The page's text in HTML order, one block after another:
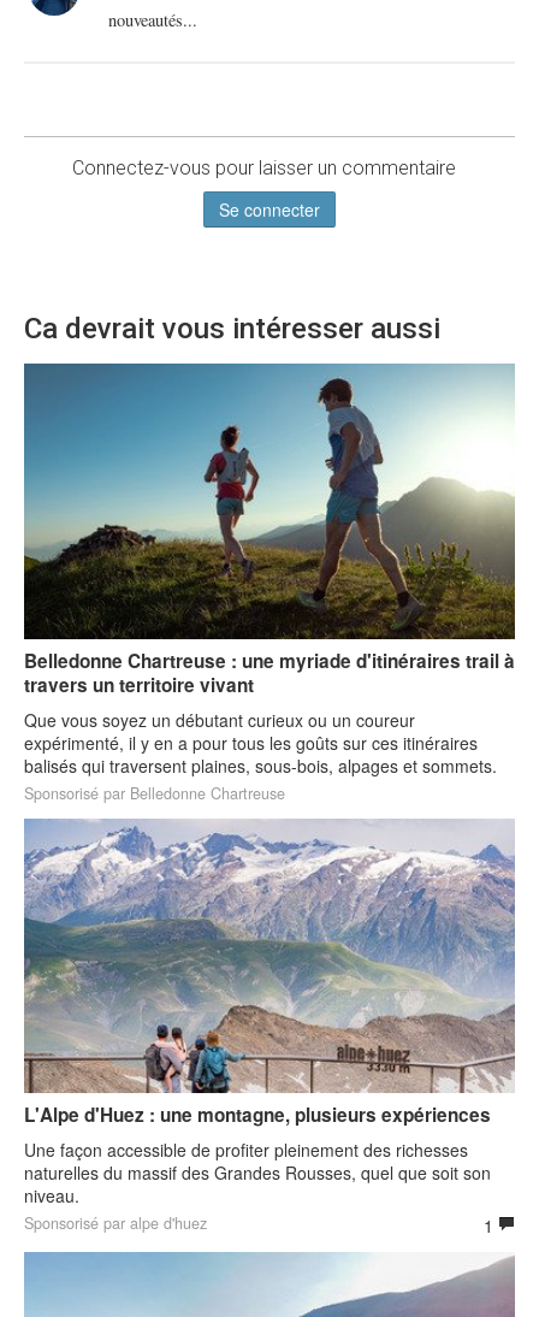
nouveautés...
Connectez-vous pour laisser un commentaire
Se connecter
Ca devrait vous intéresser aussi
Belledonne Chartreuse : une myriade d'itinéraires trail à
travers un territoire vivant
Que vous soyez un débutant curieux ou un coureur
expérimenté, il y en a pour tous les goûts sur ces itinéraires
balisés qui traversent plaines, sous-bois, alpages et sommets.
Sponsorisé par Belledonne Chartreuse
L'Alpe d'Huez : une montagne, plusieurs expériences
Une façon accessible de profiter pleinement des richesses
naturelles du massif des Grandes Rousses, quel que soit son
niveau.
1
Sponsorisé par alpe d'huez